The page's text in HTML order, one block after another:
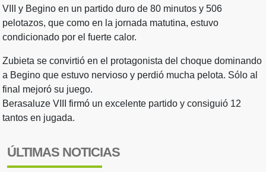
VIII y Begino en un partido duro de 80 minutos y 506
pelotazos, que como en la jornada matutina, estuvo
condicionado por el fuerte calor.
Zubieta se convirtió en el protagonista del choque dominando
a Begino que estuvo nervioso y perdió mucha pelota. Sólo al
final mejoró su juego.
Berasaluze VIII firmó un excelente partido y consiguió 12
tantos en jugada.
ÚLTIMAS NOTICIAS